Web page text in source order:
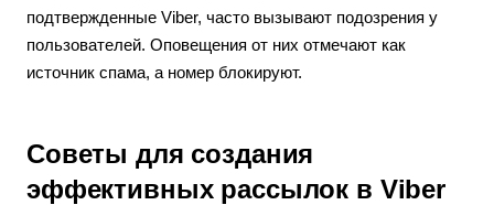
подтвержденные Viber, часто вызывают подозрения у
пользователей. Оповещения от них отмечают как
источник спама, а номер блокируют.
Советы для создания
эффективных рассылок в Viber